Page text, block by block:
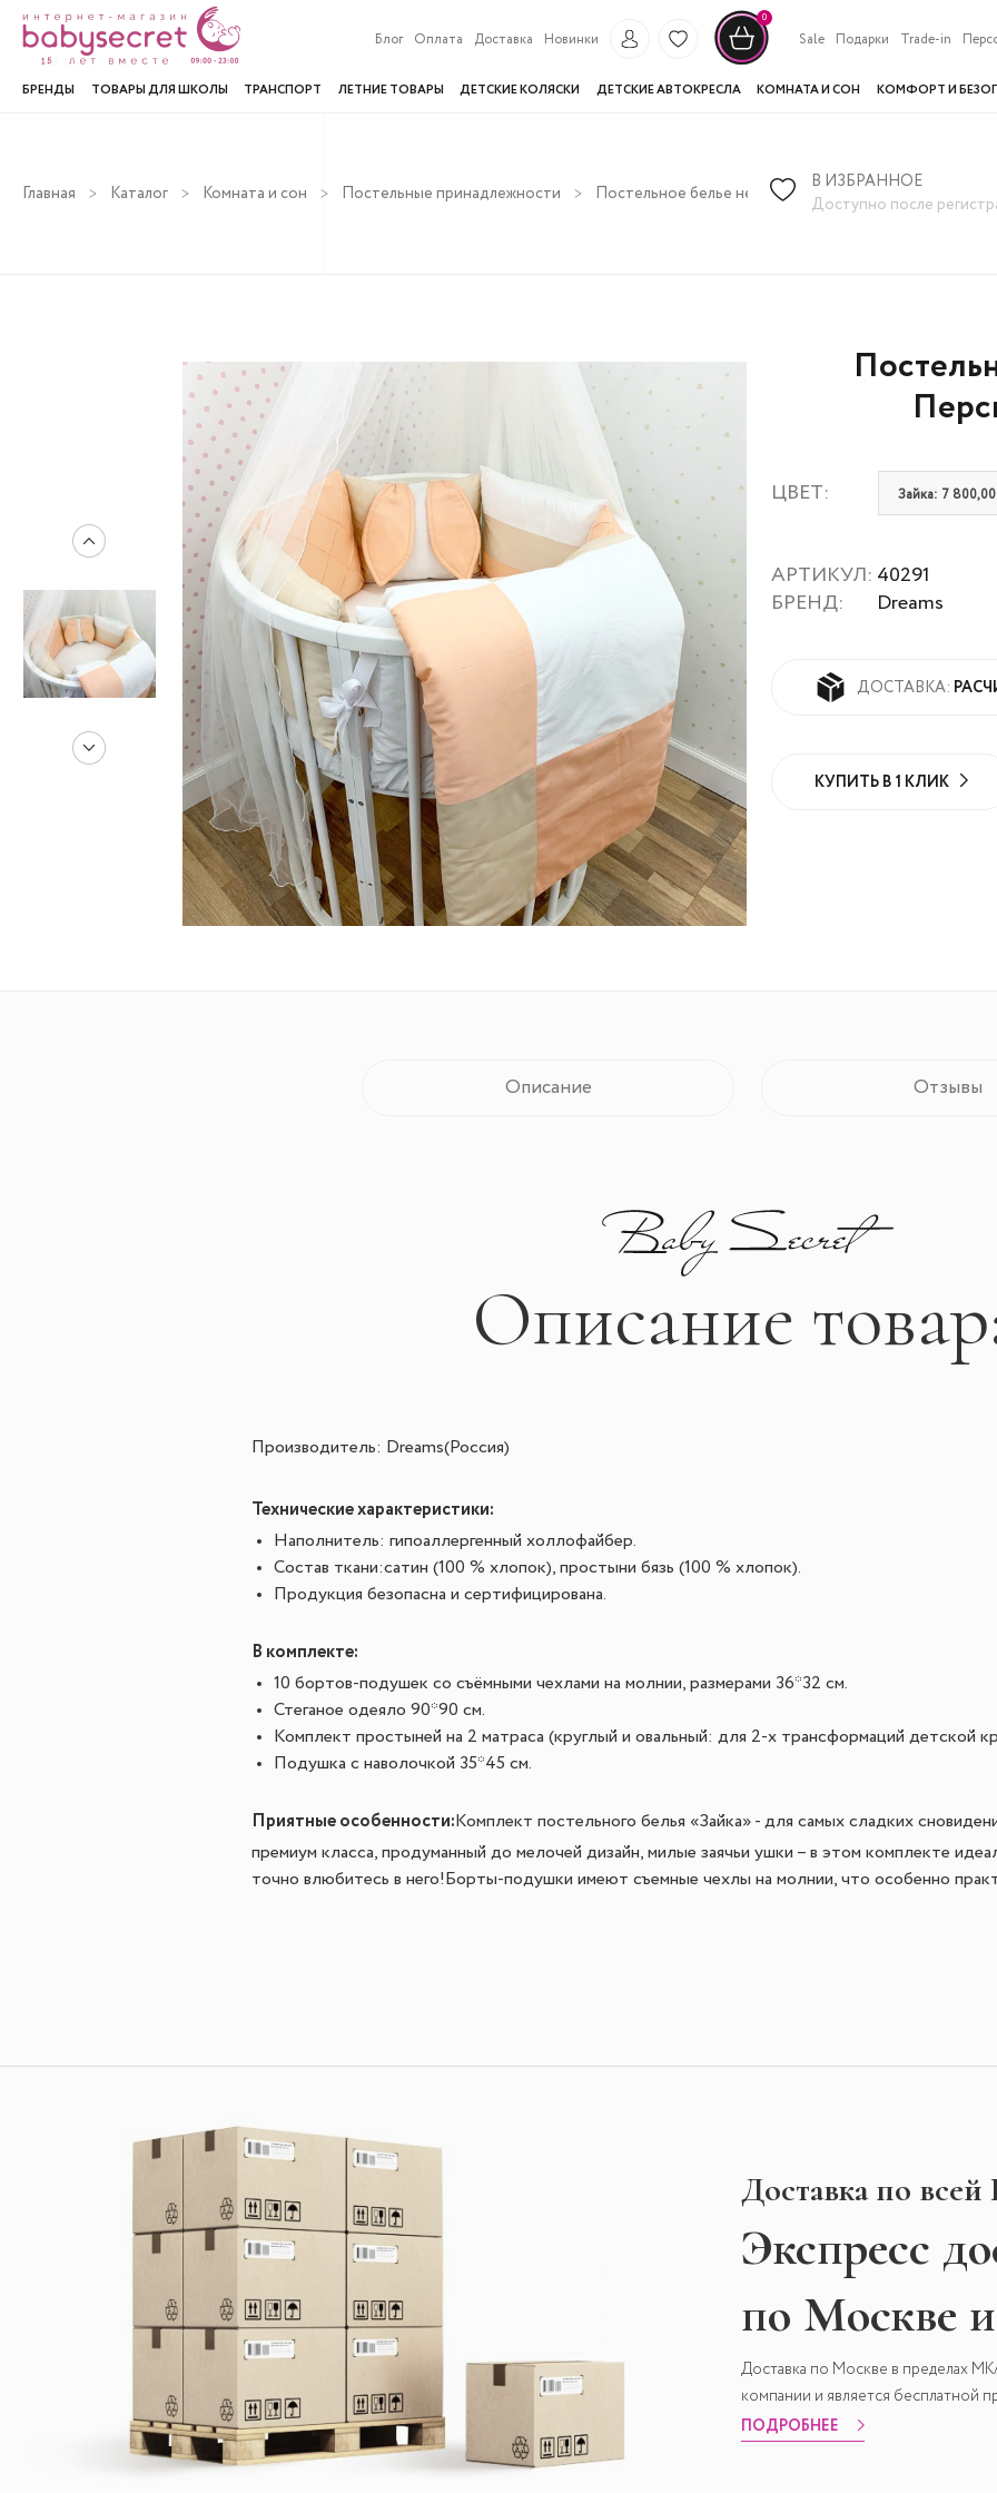
Блог Оплата Доставка Новинки
0
Sale Подарки Trade-in
БРЕНДЫ ТОВАРЫ ДЛЯ ШКОЛЫ ТРАНСПОРТ ЛЕТНИЕ ТОВАРЫ ДЕТСКИЕ КОЛЯСКИ ДЕТСКИЕ АВТОКРЕСЛА КОМНАТА И СОН КОМФОРТ И
Главная Каталог Комната и сон Постельные принадлежности Постельное белье нестандартных размеров
В ИЗБРАННОЕ
Доступно после
ЦВЕТ: Зайка: 7 800,00
АРТИКУЛ:
БРЕНД:
40291
Dreams
ДОСТАВКА:
КУПИТЬ В 1 КЛИК
Описание Отзывы
Описание
Производитель: Dreams(Россия)
Технические характеристики:
Наполнитель: гипоаллергенный холлофайбер.
Состав ткани:сатин (100 % хлопок), простыни бязь (100 % хлопок).
Продукция безопасна и сертифицирована.
В комплекте:
10 бортов-подушек со съёмными чехлами на молнии, размерами 36*32 см.
Стеганое одеяло 90*90 см.
Комплект простыней на 2 матраса (круглый и овальный: для 2-х трансформаций детской
Подушка с наволочкой 35*45 см.
Приятные особенности: Комплект постельного белья «Зайка» - для самых сладких
премиум класса, продуманный до мелочей дизайн, милые заячьи ушки – в этом комплекте
точно влюбитесь в него! Борты-подушки имеют съемные чехлы на молнии, что особенно
Доставка по
Экспресс
по Москве
Доставка по Москве в пределах
компании и является бесплатной
ПОДРОБНЕЕ